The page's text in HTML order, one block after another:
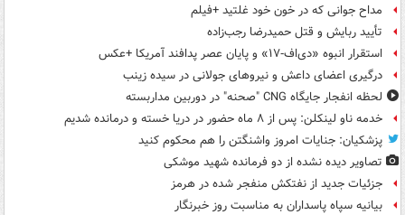
مداح جوانی که در خون خود غلتید +فیلم
تأیید ربایش و قتل حمیدرضا رجب‌زاده
استقرار انبوه «دی‌اف‑۱۷» و پایان عصر پدافند آمریکا +عکس
درگیری اعضای داعش و نیروهای جولانی در سیده زینب
لحظه انفجار جایگاه CNG "صحنه" در دوربین مداربسته
خدمه ناو لینکلن: پس از ۸ ماه حضور در دریا خسته و درمانده‌ شدیم
پزشکیان: جنایات امروز واشنگتن را هم محکوم کنید
تصاویر دیده‌ نشده از دو فرمانده شهید موشکی
جزئیات جدید از نفتکش منفجر شده در هرمز
بیانیه سپاه پاسداران به مناسبت روز خبرنگار